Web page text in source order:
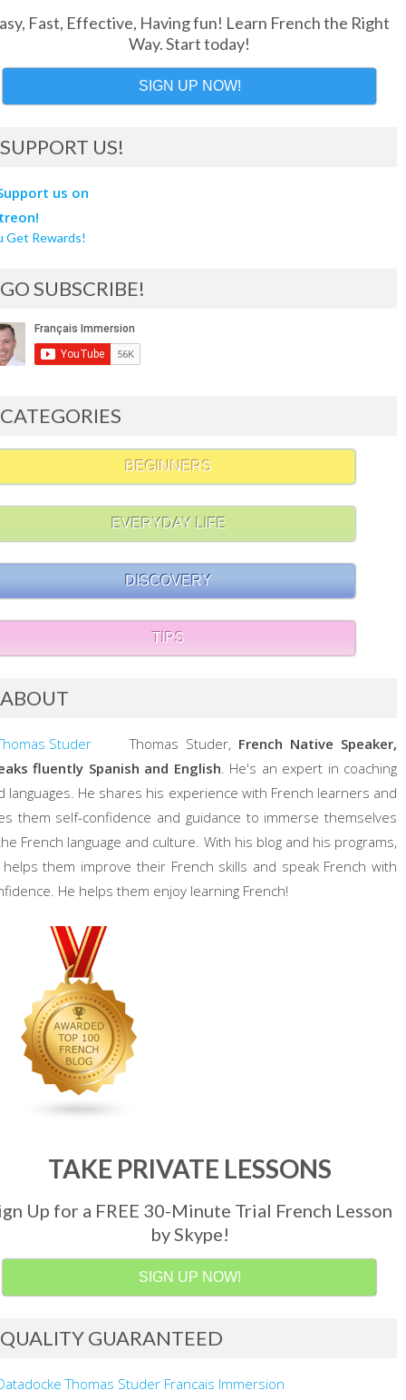
Fast, Effective, Having fun! Learn French the Right
Way. Start today!
SIGN UP NOW!
SUPPORT US!
Get Rewards!
GO SUBSCRIBE!
CATEGORIES
BEGINNERS
EVERYDAY LIFE
DISCOVERY
TIPS
ABOUT
Thomas Studer, French Native Speaker,
fluently Spanish and English. He's an expert in coaching
languages. He shares his experience with French learners and
them self-confidence and guidance to immerse themselves
French language and culture. With his blog and his programs,
them improve their French skills and speak French with
He helps them enjoy learning French!
TAKE PRIVATE LESSONS
Up for a FREE 30-Minute Trial French Lesson
by Skype!
SIGN UP NOW!
QUALITY GUARANTEED